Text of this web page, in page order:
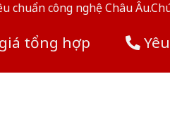
công nghệ Châu
tổng hợp